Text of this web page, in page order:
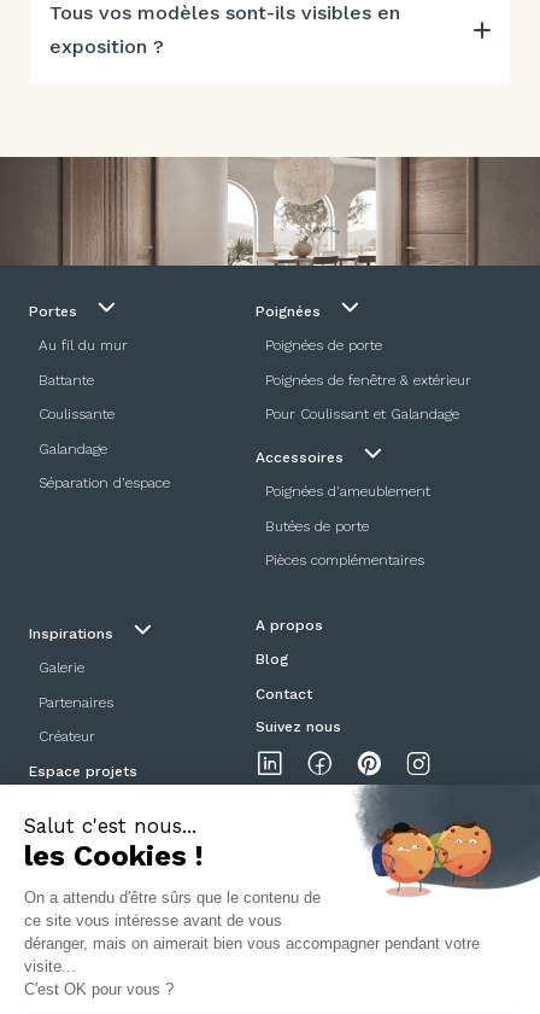
Tous vos modèles sont-ils visibles en
exposition ?
Portes
Au fil du mur
Battante
Coulissante
Galandage
Séparation d’espace
Poignées
Poignées de porte
Poignées de fenêtre & extérieur
Pour Coulissant et Galandage
Accessoires
Poignées d'ameublement
Butées de porte
Pièces complémentaires
Inspirations
Galerie
Partenaires
Créateur
Espace projets
A propos
Blog
Contact
Suivez nous
Mentions légalesPolitique de confidentialitéCGV